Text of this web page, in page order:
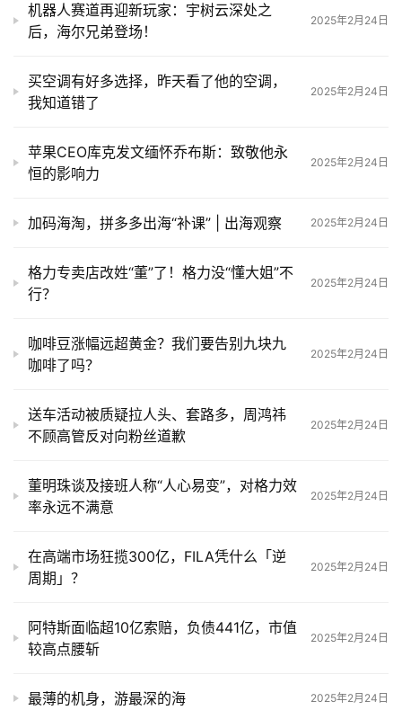
播
专
栏
专
机器人赛道再迎新玩家：宇树云深处之
后，海尔兄弟登场！
2025年2月24日
买空调有好多选择，昨天看了他的空调，
我知道错了
2025年2月24日
苹果CEO库克发文缅怀乔布斯：致敬他永
恒的影响力
2025年2月24日
加码海淘，拼多多出海“补课” | 出海观察 2025年2月24日
格力专卖店改姓“董”了！格力没“懂大姐”不
行？
2025年2月24日
咖啡豆涨幅远超黄金？我们要告别九块九
咖啡了吗？
2025年2月24日
送车活动被质疑拉人头、套路多，周鸿祎
不顾高管反对向粉丝道歉
2025年2月24日
董明珠谈及接班人称“人心易变”，对格力效
率永远不满意
2025年2月24日
在高端市场狂揽300亿，FILA凭什么「逆
周期」？
2025年2月24日
阿特斯面临超10亿索赔，负债441亿，市值
较高点腰斩
2025年2月24日
最薄的机身，游最深的海 2025年2月24日